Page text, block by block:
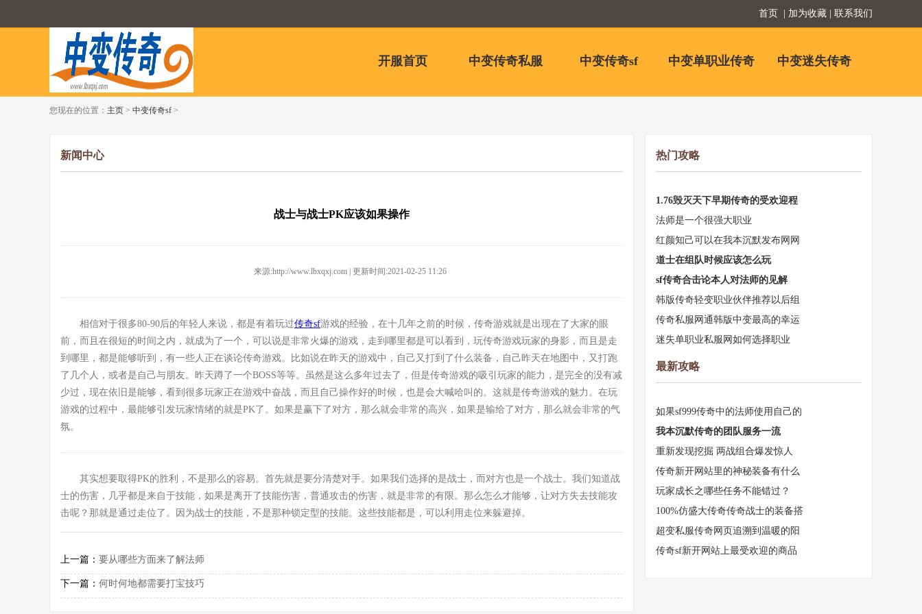
首页 | 加为收藏 | 联系我们
开服首页 中变传奇私服 中变传奇sf 中变单职业传奇 中变迷失传奇
您现在的位置： 主页 > 中变传奇sf >
新闻中心
战士与战士PK应该如果操作
来源:http://www.lbxqxj.com | 更新时间:2021-02-25 11:26
相信对于很多80-90后的年轻人来说，都是有着玩过传奇sf游戏的经验，在十几年之前的时候，传奇游戏就是出现在了大家的眼
前，而且在很短的时间之内，就成为了一个，可以说是非常火爆的游戏，走到哪里都是可以看到，玩传奇游戏玩家的身影，而且是走
到哪里，都是能够听到，有一些人正在谈论传奇游戏。比如说在昨天的游戏中，自己又打到了什么装备，自己昨天在地图中，又打跑
了几个人，或者是自己与朋友。昨天蹲了一个BOSS等等。虽然是这么多年过去了，但是传奇游戏的吸引玩家的能力，是完全的没有减
少过，现在依旧是能够，看到很多玩家正在游戏中奋战，而且自己操作好的时候，也是会大喊哈叫的。这就是传奇游戏的魅力。在玩
游戏的过程中，最能够引发玩家情绪的就是PK了。如果是赢下了对方，那么就会非常的高兴，如果是输给了对方，那么就会非常的气
氛。
其实想要取得PK的胜利，不是那么的容易。首先就是要分清楚对手。如果我们选择的是战士，而对方也是一个战士。我们知道战
士的伤害，几乎都是来自于技能，如果是离开了技能伤害，普通攻击的伤害，就是非常的有限。那么怎么才能够，让对方失去技能攻
击呢？那就是通过走位了。因为战士的技能，不是那种锁定型的技能。这些技能都是，可以利用走位来躲避掉。
上一篇： 要从哪些方面来了解法师
下一篇： 何时何地都需要打宝技巧
热门攻略
1.76毁灭天下早期传奇的受欢迎程
法师是一个很强大职业
红颜知己可以在我本沉默发布网网
道士在组队时候应该怎么玩
sf传奇合击论本人对法师的见解
韩版传奇轻变职业伙伴推荐以后组
传奇私服网通韩版中变最高的幸运
迷失单职业私服网如何选择职业
最新攻略
如果sf999传奇中的法师使用自己的
我本沉默传奇的团队服务一流
重新发现挖掘 两战组合爆发惊人
传奇新开网站里的神秘装备有什么
玩家成长之哪些任务不能错过？
100%仿盛大传奇传奇战士的装备搭
超变私服传奇网页追溯到温暖的阳
传奇sf新开网站上最受欢迎的商品